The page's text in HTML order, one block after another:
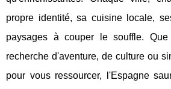
propre identité, sa cuisine locale,
paysages à couper le souffle.
recherche d'aventure, de culture ou
pour vous ressourcer, l'Espagne